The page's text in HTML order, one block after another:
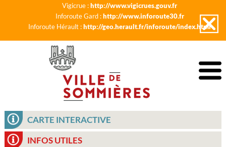
Vigicrue :http://www.vigicrues.gouv.fr
Inforoute Gard :http://www.inforoute30.fr
Inforoute Hérault :http://geo.herault.fr/inforoute/index.html
CARTE INTERACTIVE
INFOS UTILES